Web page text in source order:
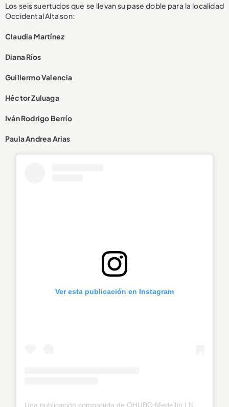
Los seis suertudos que se llevan su pase doble para la localidad
Occidental Alta son:
Claudia Martínez
Diana Ríos
Guillermo Valencia
Héctor Zuluaga
Iván Rodrigo Berrío
Paula Andrea Arias
Ver esta publicación en Instagram